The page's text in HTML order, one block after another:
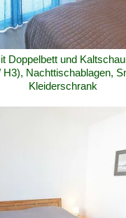
Doppelbett und
H3), Nachttischablagen,
Kleiderschrank